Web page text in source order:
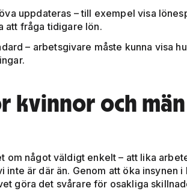
uppdateras – till exempel visa
att fråga tidigare lön.
– arbetsgivare måste kunna visa
och män
om något väldigt enkelt – att lika
är där än. Genom att öka insynen i
göra det svårare för osakliga